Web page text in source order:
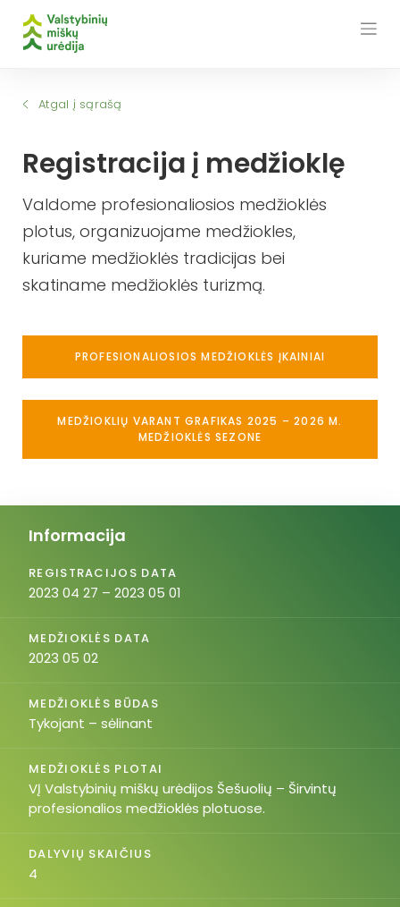
Atgal į sąrašą
Registracija į medžioklę
Valdome profesionaliosios medžioklės
plotus, organizuojame medžiokles,
kuriame medžioklės tradicijas bei
skatiname medžioklės turizmą.
PROFESIONALIOSIOS MEDŽIOKLĖS ĮKAINIAI
MEDŽIOKLIŲ VARANT GRAFIKAS 2025 – 2026 M.
MEDŽIOKLĖS SEZONE
Informacija
REGISTRACIJOS DATA
2023 04 27 – 2023 05 01
MEDŽIOKLĖS DATA
2023 05 02
MEDŽIOKLĖS BŪDAS
Tykojant – sėlinant
MEDŽIOKLĖS PLOTAI
VĮ Valstybinių miškų urėdijos Šešuolių – Širvintų
profesionalios medžioklės plotuose.
DALYVIŲ SKAIČIUS
4